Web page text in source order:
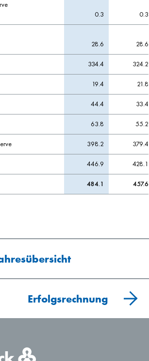
0.3 0.3
28.6 28.6
334.4 324.2
19.4 21.8
44.4 33.4
63.8 55.2
398.2 379.4
446.9 428.1
484.1 457.6
Erfolgsrechnung